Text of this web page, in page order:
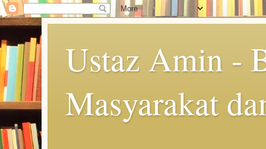
Ustaz Amin -
Masyarakat